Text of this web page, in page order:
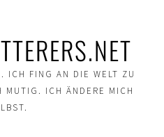
ICH FING AN DIE WELT ZU
MUTIG. ICH ÄNDERE MICH